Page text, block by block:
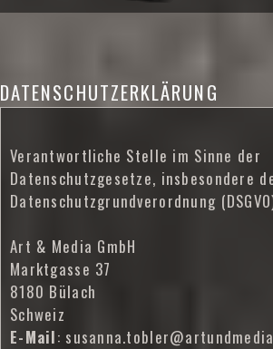
DATENSCHUTZERKLÄRUNG
Verantwortliche Stelle im Sinne der
Datenschutzgesetze, insbesondere
Datenschutzgrundverordnung
Art & Media GmbH
Marktgasse 37
8180 Bülach
Schweiz
E-Mail: